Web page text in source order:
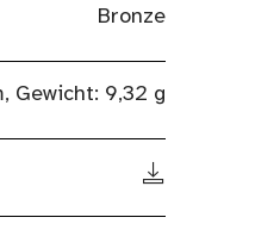
Bronze
Gewicht: 9,32 g